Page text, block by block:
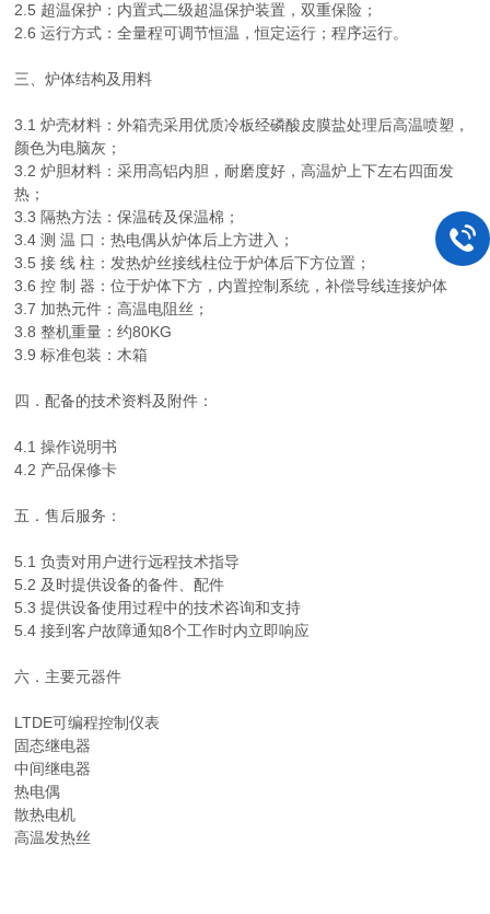
2.5 超温保护：内置式二级超温保护装置，双重保险；
2.6 运行方式：全量程可调节恒温，恒定运行；程序运行。
三、炉体结构及用料
3.1 炉壳材料：外箱壳采用优质冷板经磷酸皮膜盐处理后高温喷塑，
颜色为电脑灰；
3.2 炉胆材料：采用高铝内胆，耐磨度好，高温炉上下左右四面发
热；
3.3 隔热方法：保温砖及保温棉；
3.4 测 温 口：热电偶从炉体后上方进入；
3.5 接 线 柱：发热炉丝接线柱位于炉体后下方位置；
3.6 控 制 器：位于炉体下方，内置控制系统，补偿导线连接炉体
3.7 加热元件：高温电阻丝；
3.8 整机重量：约80KG
3.9 标准包装：木箱
四．配备的技术资料及附件：
4.1 操作说明书
4.2 产品保修卡
五．售后服务：
5.1 负责对用户进行远程技术指导
5.2 及时提供设备的备件、配件
5.3 提供设备使用过程中的技术咨询和支持
5.4 接到客户故障通知8个工作时内立即响应
六．主要元器件
LTDE可编程控制仪表
固态继电器
中间继电器
热电偶
散热电机
高温发热丝